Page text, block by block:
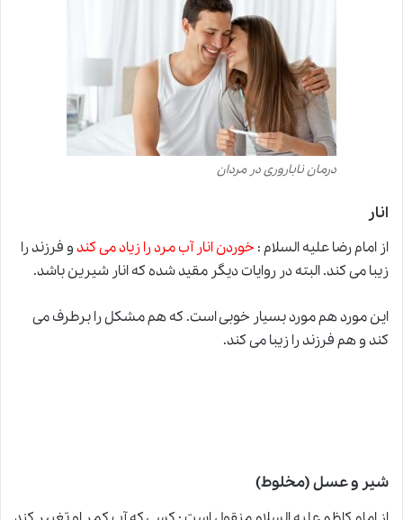
درمان ناباروری در مردان
انار
از امام رضا علیه السلام : خوردن انارآب مردرا زیاد می کندو فرزند را
زیبا می کند. البته در روایات دیگر مقید شده که انار شیرین باشد.
این مورد هم مورد بسیار خوبی است. که هم مشکل را برطرف می
کند و هم فرزند را زیبا می کند.
شیر و عسل (مخلوط)